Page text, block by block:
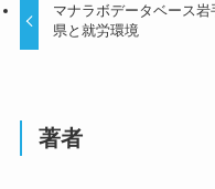
マナラボデータベース岩
県と就労環境
著者